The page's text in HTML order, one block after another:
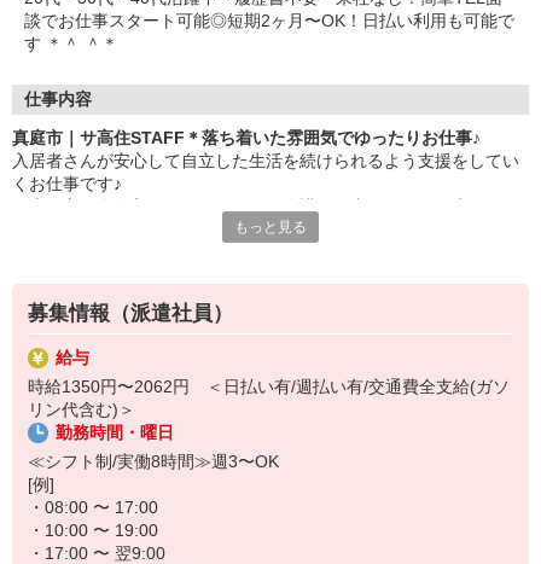
談でお仕事スタート可能◎短期2ヶ月〜OK！日払い利用も可能で
す ＊＾ ＾＊
仕事内容
真庭市｜サ高住STAFF＊落ち着いた雰囲気でゆったりお仕事♪
入居者さんが安心して自立した生活を続けられるよう支援をしてい
くお仕事です♪
体調や様子の変化がないかのチェック
・生活相談・対応
日常生活に関するお困りごと、生活上の悩み、必要に応じた生活介
助
・生活支援サービス
食事の配膳・下膳、共用部の簡単な清掃 など
スタッフの負担も軽く人気の施設です＊
ゆったりとした環境の中で一緒に働いてみませんか？
短期2ヶ月〜のお試し勤務も可能です！
わからないことは専任のコーディネーターにご相談ください★
もっと見る
募集情報（派遣社員）
給与
時給1350円〜2062円 ＜日払い有/週払い有/交通費全支給(ガソ
リン代含む)＞
勤務時間・曜日
≪シフト制/実働8時間≫週3〜OK
[例]
・08:00 〜 17:00
・10:00 〜 19:00
・17:00 〜 翌9:00